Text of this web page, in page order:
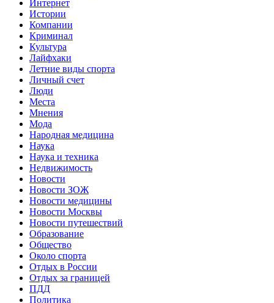
Интернет
Истории
Компании
Криминал
Культура
Лайфхаки
Летние виды спорта
Личный счет
Люди
Места
Мнения
Мода
Народная медицина
Наука
Наука и техника
Недвижимость
Новости
Новости ЗОЖ
Новости медицины
Новости Москвы
Новости путешествий
Образование
Общество
Около спорта
Отдых в России
Отдых за границей
ПДД
Политика